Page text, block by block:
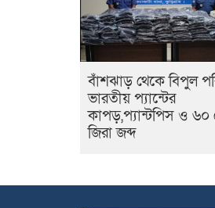
বাঁশঝাড় থেকে বিপুল
ভারতীয় প্যান্টের
কাপড়,প্যান্টপিস ও ৬০
জিরা জব্দ